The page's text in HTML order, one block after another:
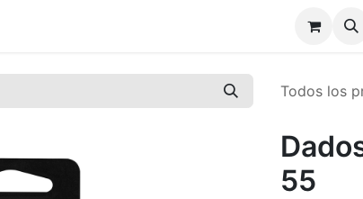
Todos los
55